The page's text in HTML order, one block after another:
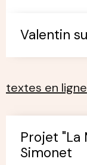
Valentin
textes en ligne
Projet "La
Simonet